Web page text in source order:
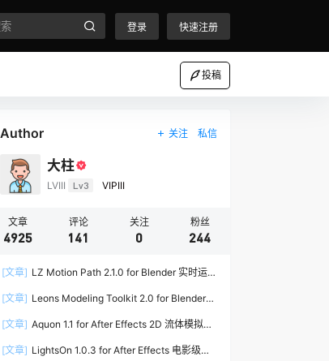
登录 快速注册
投稿
Author 关注 私信
大柱
LVIII Lv3 VIPIII
文章
4925
评论
141
关注
0
粉丝
244
[文章] LZ Motion Path 2.1.0 for Blender 实时运
[文章] Leons Modeling Toolkit 2.0 for Blender
[文章] Aquon 1.1 for After Effects 2D 流体模拟插
[文章] LightsOn 1.0.3 for After Effects 电影级镜